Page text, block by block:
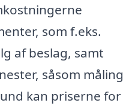
som f.eks.
af beslag, samt
såsom måling
kan priserne for